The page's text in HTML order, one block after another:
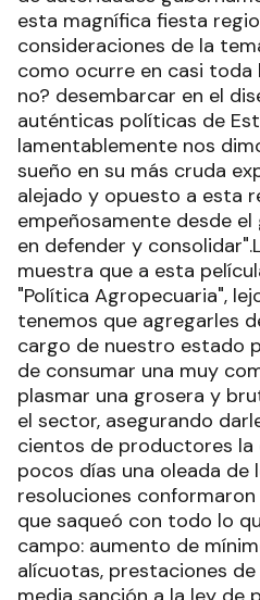
esta magnífica fiesta
consideraciones de la
como ocurre en casi toda
no? desembarcar en el
auténticas políticas de
lamentablemente nos
sueño en su más cruda
alejado y opuesto a esta
empeñosamente desde
en defender y
muestra que a esta
"Política Agropecuaria",
tenemos que agregarles
cargo de nuestro estado
de consumar una muy
plasmar una grosera y
el sector, asegurando
cientos de productores la
pocos días una oleada de
resoluciones
que saqueó con todo lo
campo: aumento de
alícuotas, prestaciones